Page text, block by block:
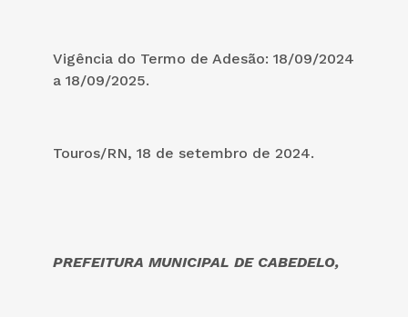
Vigência do Termo de Adesão: 18/09/2024
a 18/09/2025.
Touros/RN, 18 de setembro de 2024.
PREFEITURA MUNICIPAL DE CABEDELO,